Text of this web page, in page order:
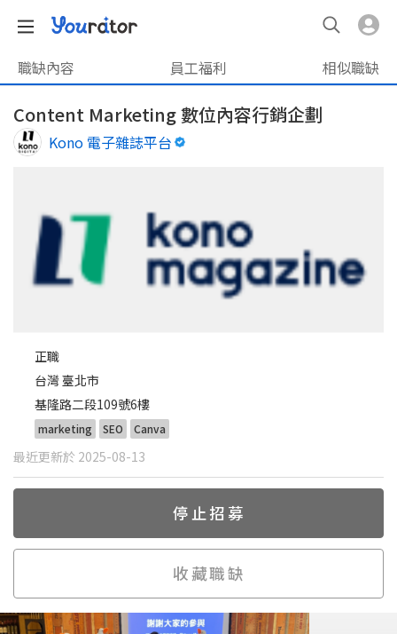
職缺內容 員工福利 相似職缺
Content Marketing 數位內容行銷企劃
Kono 電子雜誌平台
正職
台灣 臺北市
基隆路二段109號6樓
marketing SEO Canva
最近更新於 2025-08-13
停止招募
收藏職缺